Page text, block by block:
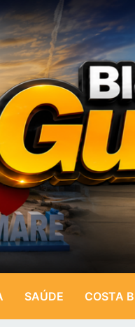
SAÚDE COSTA